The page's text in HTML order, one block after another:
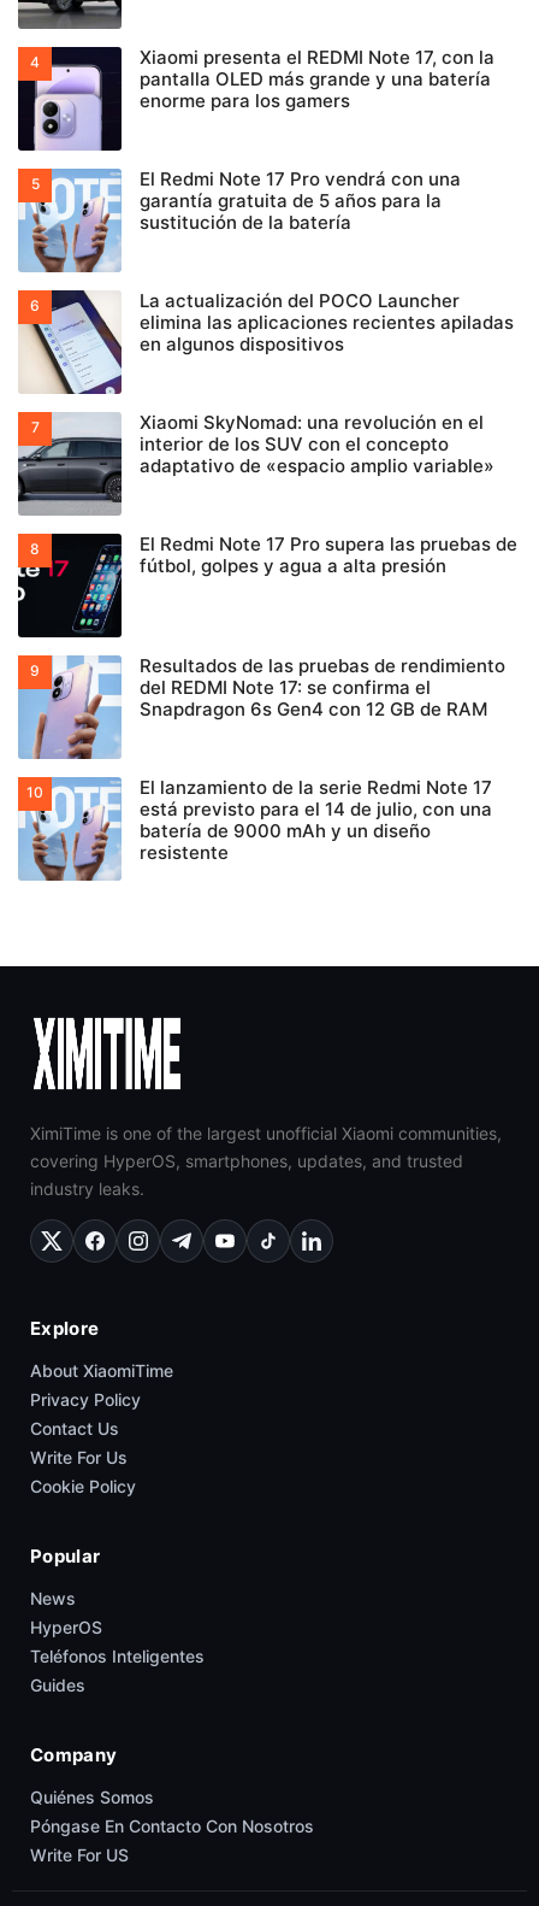
Xiaomi presenta el REDMI Note 17, con la
pantalla OLED más grande y una batería
enorme para los gamers
El Redmi Note 17 Pro vendrá con una
garantía gratuita de 5 años para la
sustitución de la batería
La actualización del POCO Launcher
elimina las aplicaciones recientes apiladas
en algunos dispositivos
Xiaomi SkyNomad: una revolución en el
interior de los SUV con el concepto
adaptativo de «espacio amplio variable»
El Redmi Note 17 Pro supera las pruebas de
fútbol, golpes y agua a alta presión
Resultados de las pruebas de rendimiento
del REDMI Note 17: se confirma el
Snapdragon 6s Gen4 con 12 GB de RAM
El lanzamiento de la serie Redmi Note 17
está previsto para el 14 de julio, con una
batería de 9000 mAh y un diseño
resistente
XimiTime is one of the largest unofficial Xiaomi communities,
covering HyperOS, smartphones, updates, and trusted
industry leaks.
Explore
About XiaomiTime
Privacy Policy
Contact Us
Write For Us
Cookie Policy
Popular
News
HyperOS
Teléfonos Inteligentes
Guides
Company
Quiénes Somos
Póngase En Contacto Con Nosotros
Write For US